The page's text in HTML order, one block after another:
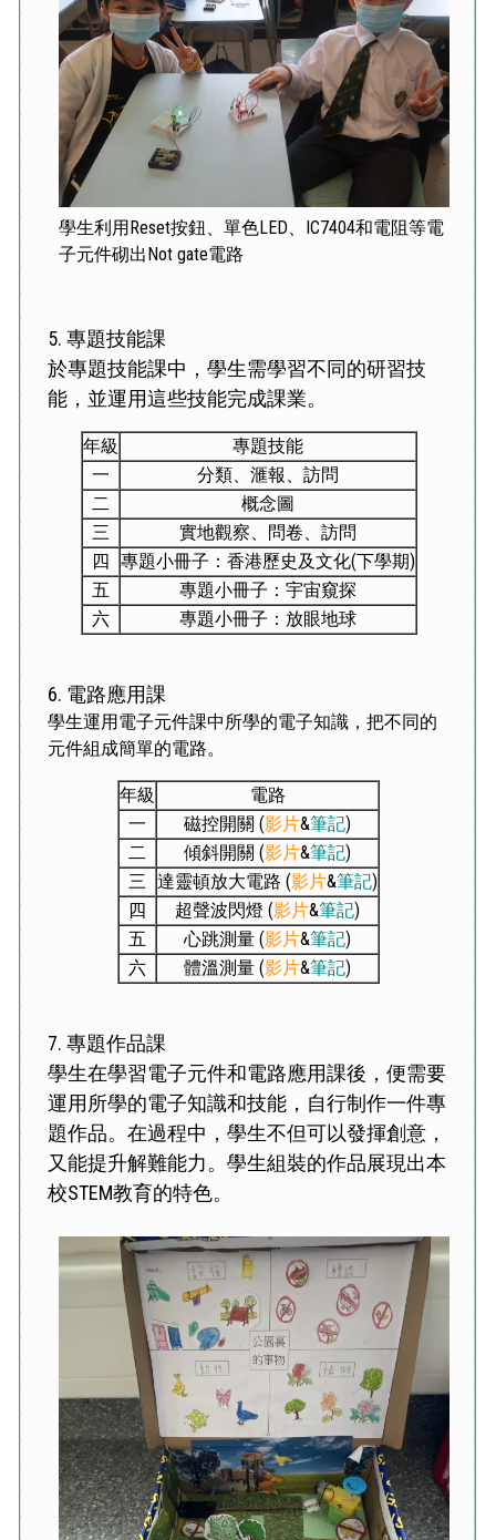
學生利用Reset按鈕、單色LED、IC7404和電阻等電
子元件砌出Not gate電路
5. 專題技能課
於專題技能課中，學生需學習不同的研習技
能，並運用這些技能完成課業。
年級
專題技能
一
分類、滙報、訪問
二
概念圖
三
實地觀察、問卷、訪問
四 專題小冊子：香港歷史及文化(下學期)
五
專題小冊子：宇宙窺探
六
專題小冊子：放眼地球
6. 電路應用課
學生運用電子元件課中所學的電子知識，把不同的
元件組成簡單的電路。
年級
電路
一
磁控開關 (影片&筆記)
二
傾斜開關 (影片&筆記)
三 達靈頓放大電路 (影片&筆記)
四
超聲波閃燈 (影片&筆記)
五
心跳測量 (影片&筆記)
六
體溫測量 (影片&筆記)
7. 專題作品課
學生在學習電子元件和電路應用課後，便需要
運用所學的電子知識和技能，自行制作一件專
題作品。在過程中，學生不但可以發揮創意，
又能提升解難能力。學生組裝的作品展現出本
校STEM教育的特色。